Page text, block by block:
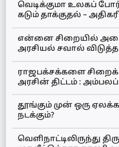
வெடிக்குமா உலகப்
கடும் தாக்குதல் –
என்னை சிறையில்
அரசியல் சவால்
ராஜபக்சக்களை
அரசின் திட்டம் :
தூங்கும் முன் ஒரு
நடக்கும்?
வெளிநாட்டிலிருந்து